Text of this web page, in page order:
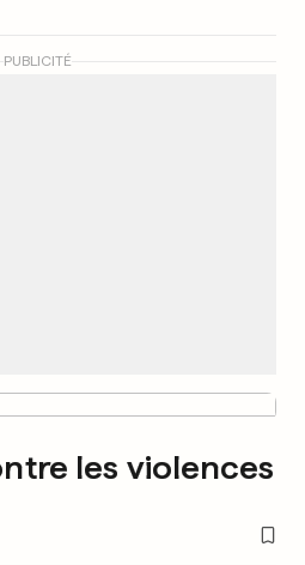
PUBLICITÉ
les violences